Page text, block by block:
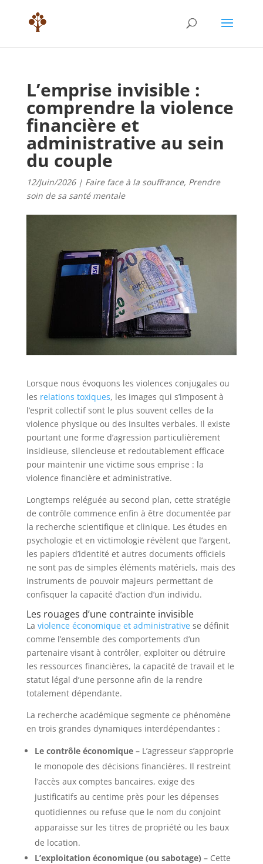
L’emprise invisible :
comprendre la violence
financière et
administrative au sein
du couple
12/Juin/2026| Faire face à la souffrance, Prendre
soin de sa santé mentale
Lorsque nous évoquons les violences conjugales ou
les relations toxiques, les images qui s’imposent à
l’esprit collectif sont le plus souvent celles de la
violence physique ou des insultes verbales. Il existe
pourtant une forme d’agression particulièrement
insidieuse, silencieuse et redoutablement efficace
pour maintenir une victime sous emprise : la
violence financière et administrative.
Longtemps reléguée au second plan, cette stratégie
de contrôle commence enfin à être documentée par
la recherche scientifique et clinique. Les études en
psychologie et en victimologie révèlent que l’argent,
les papiers d’identité et autres documents officiels
ne sont pas de simples éléments matériels, mais des
instruments de pouvoir majeurs permettant de
confisquer la capacité d’action d’un individu.
Les rouages d’une contrainte invisible
La violence économique et administrativese définit
comme l’ensemble des comportements d’un
partenaire visant à contrôler, exploiter ou détruire
les ressources financières, la capacité de travail et le
statut légal d’une personne afin de la rendre
totalement dépendante.
La recherche académique segmente ce phénomène
en trois grandes dynamiques interdépendantes :
Le contrôle économique –L’agresseur s’approprie
le monopole des décisions financières. Il restreint
l’accès aux comptes bancaires, exige des
justificatifs au centime près pour les dépenses
quotidiennes ou refuse que le nom du conjoint
apparaisse sur les titres de propriété ou les baux
de location.
L’exploitation économique (ou sabotage) –Cette